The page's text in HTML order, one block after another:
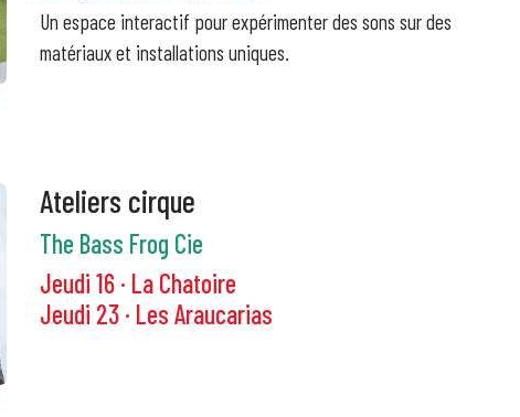
Un espace interactif pour expérimenter des sons sur des
matériaux et installations uniques.
Ateliers cirque
The Bass Frog Cie
Jeudi 16 · La Chatoire
Jeudi 23 · Les Araucarias